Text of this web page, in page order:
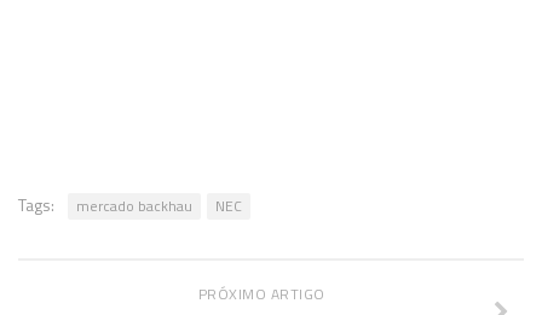
Tags: mercado backhau NEC
PRÓXIMO ARTIGO